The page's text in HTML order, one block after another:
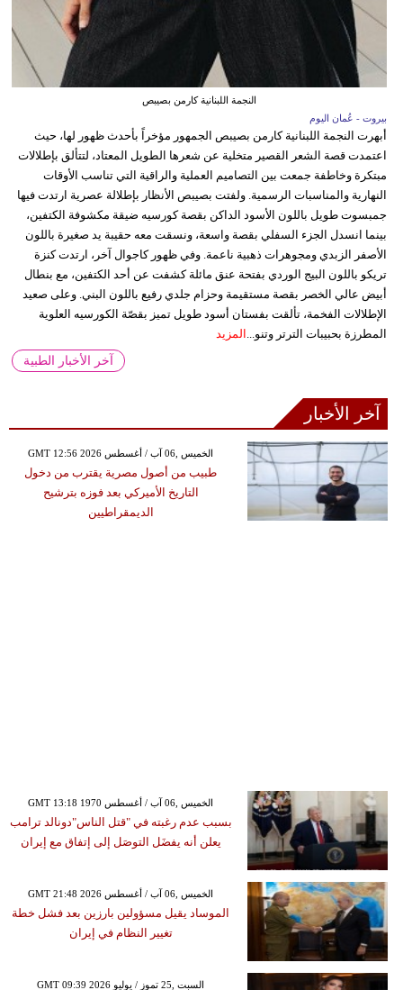
النجمة اللبنانية كارمن بصيبص
بيروت - عُمان اليوم
أبهرت النجمة اللبنانية كارمن بصيبص الجمهور مؤخراً بأحدث ظهور لها، حيث
اعتمدت قصة الشعر القصير متخلية عن شعرها الطويل المعتاد، لتتألق بإطلالات
مبتكرة وخاطفة جمعت بين التصاميم العملية والراقية التي تناسب الأوقات
النهارية والمناسبات الرسمية. ولفتت بصيبص الأنظار بإطلالة عصرية ارتدت فيها
جمبسوت طويل باللون الأسود الداكن بقصة كورسيه ضيقة مكشوفة الكتفين،
بينما انسدل الجزء السفلي بقصة واسعة، ونسقت معه حقيبة يد صغيرة باللون
الأصفر الزبدي ومجوهرات ذهبية ناعمة. وفي ظهور كاجوال آخر، ارتدت كنزة
تريكو باللون البيج الوردي بفتحة عنق مائلة كشفت عن أحد الكتفين، مع بنطال
أبيض عالي الخصر بقصة مستقيمة وحزام جلدي رفيع باللون البني. وعلى صعيد
الإطلالات الفخمة، تألقت بفستان أسود طويل تميز بقصّة الكورسيه العلوية
المطرزة بحبيبات الترتر وتنو... المزيد
آخر الأخبار الطبية
آخر الأخبار
GMT 12:56 2026 الخميس ,06 آب / أغسطس
طبيب من أصول مصرية يقترب من دخول
التاريخ الأميركي بعد فوزه بترشيح
الديمقراطيين
GMT 13:18 1970 الخميس ,06 آب / أغسطس
بسبب عدم رغبته في "قتل الناس"دونالد ترامب
يعلن أنه يفضَل التوصَل إلى إتفاق مع إيران
GMT 21:48 2026 الخميس ,06 آب / أغسطس
الموساد يقيل مسؤولين بارزين بعد فشل خطة
تغيير النظام في إيران
GMT 09:39 2026 السبت ,25 تموز / يوليو